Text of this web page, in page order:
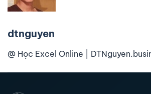
dtnguyen
@ Học Excel Online |